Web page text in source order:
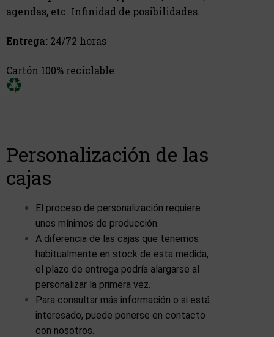
agendas, etc. Infinidad de posibilidades.
Entrega: 24/72 horas
Cartón 100% reciclable
Personalización de las
cajas
El proceso de personalización requiere
unos mínimos de producción.
A diferencia de las cajas que tenemos
habitualmente en stock de esta medida,
el plazo de entrega podría alargarse al
personalizar la primera vez.
Para consultar más información o si está
interesado, puede ponerse en contacto
con nosotros.